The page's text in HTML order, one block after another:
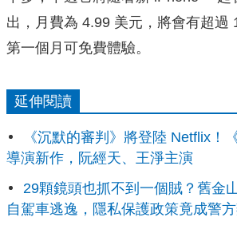
出，月費為 4.99 美元，將會有超過
第一個月可免費體驗。
延伸閱讀
《沉默的審判》將登陸 Netflix！
導演新作，阮經天、王淨主演
29顆鏡頭也抓不到一個賊？舊金
自駕車逃逸，隱私保護政策竟成警